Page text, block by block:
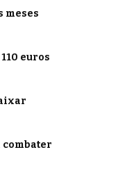
meses
euros
combater